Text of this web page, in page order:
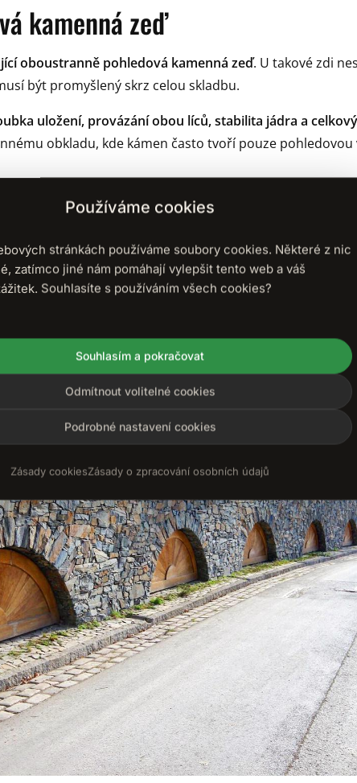
Používáme cookies
stránkách používáme soubory cookies. Některé z nich
zatímco jiné nám pomáhají vylepšit tento web a váš
Souhlasíte s používáním všech cookies?
Souhlasím a pokračovat
Odmítnout volitelné cookies
Podrobné nastavení cookies
Zásady cookiesZásady o zpracování osobních údajů
kamenná zeď
oboustranně pohledová kamenná zeď. U takové zdi
být promyšlený skrz celou skladbu.
uložení, provázání obou líců, stabilita jádra a
obkladu, kde kámen často tvoří pouze
líc. Musí fungovat jako celek.
praktickémkurzu stavby suché kamenné zdi.